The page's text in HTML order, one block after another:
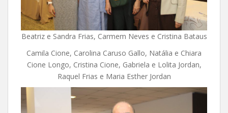
Beatriz e Sandra Frias, Carmem Neves e Cristina Bataus
Camila Cione, Carolina Caruso Gallo, Natália e Chiara
Cione Longo, Cristina Cione, Gabriela e Lolita Jordan,
Raquel Frias e Maria Esther Jordan